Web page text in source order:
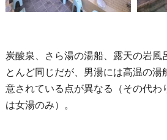
炭酸泉、さら湯の湯船、露天の岩風
とんど同じだが、男湯には高温の湯
意されている点が異なる（その代わ
は女湯のみ）。